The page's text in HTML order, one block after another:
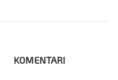
KOMENTARI